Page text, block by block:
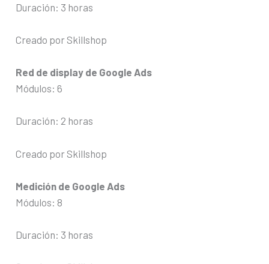
Duración: 3 horas
Creado por Skillshop
Red de display de Google Ads
Módulos: 6
Duración: 2 horas
Creado por Skillshop
Medición de Google Ads
Módulos: 8
Duración: 3 horas